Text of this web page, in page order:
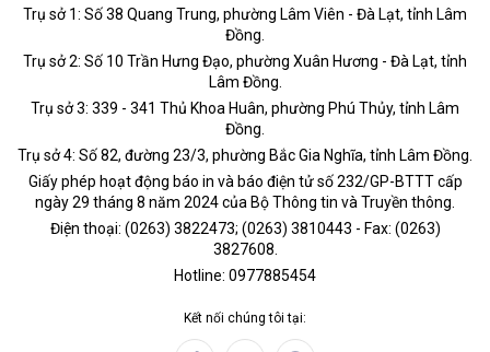
Trụ sở 1: Số 38 Quang Trung, phường Lâm Viên - Đà Lạt, tỉnh Lâm
Đồng.
Trụ sở 2: Số 10 Trần Hưng Đạo, phường Xuân Hương - Đà Lạt, tỉnh
Lâm Đồng.
Trụ sở 3: 339 - 341 Thủ Khoa Huân, phường Phú Thủy, tỉnh Lâm
Đồng.
Trụ sở 4: Số 82, đường 23/3, phường Bắc Gia Nghĩa, tỉnh Lâm Đồng.
Giấy phép hoạt động báo in và báo điện tử số 232/GP-BTTT cấp
ngày 29 tháng 8 năm 2024 của Bộ Thông tin và Truyền thông.
Điện thoại: (0263) 3822473; (0263) 3810443 - Fax: (0263)
3827608.
Hotline: 0977885454
Kết nối chúng tôi tại: